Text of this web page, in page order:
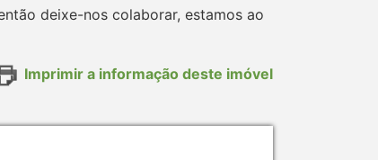
deixe-nos colaborar, estamos ao
Imprimir a informação deste imóvel